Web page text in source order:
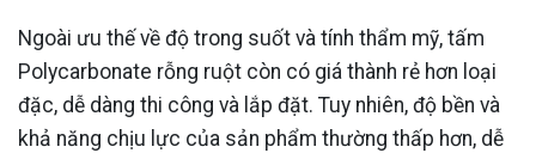
Ngoài ưu thế về độ trong suốt và tính thẩm mỹ, tấm
Polycarbonate rỗng ruột còn có giá thành rẻ hơn loại
đặc, dễ dàng thi công và lắp đặt. Tuy nhiên, độ bền và
khả năng chịu lực của sản phẩm thường thấp hơn, dễ